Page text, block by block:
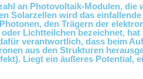
an Photovoltaik-Modulen, die
Solarzellen wird das
den Trägern der
Lichtteilchen bezeichnet, hat
verantwortlich, dass beim
aus den Strukturen
Liegt ein äußeres Potential,